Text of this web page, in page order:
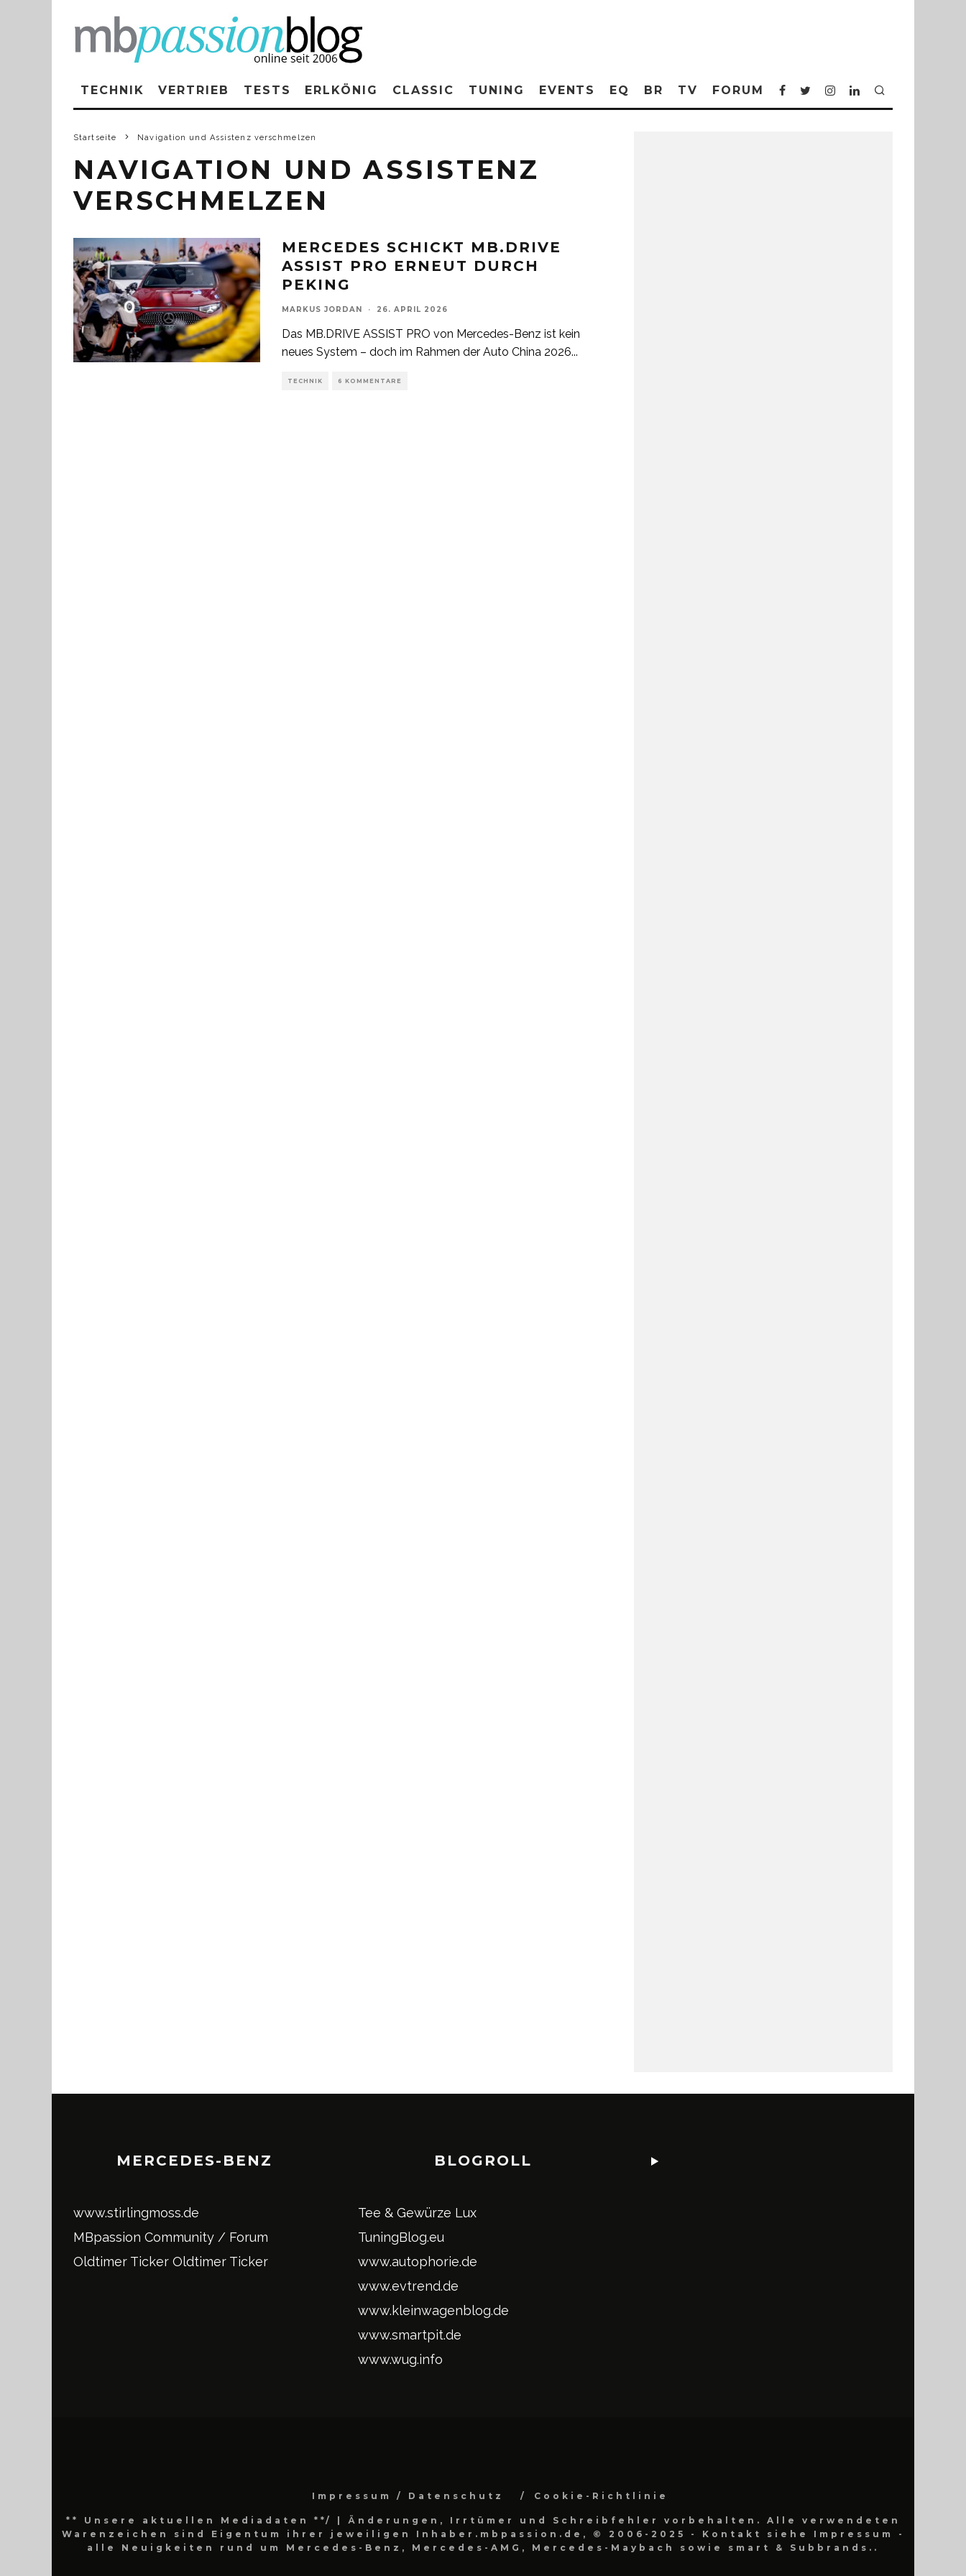
TECHNIK VERTRIEB TESTS ERLKÖNIG CLASSIC TUNING EVENTS EQ BR TV FORUM
Startseite Navigation und Assistenz verschmelzen
NAVIGATION UND ASSISTENZ
VERSCHMELZEN
MERCEDES SCHICKT MB.DRIVE
ASSIST PRO ERNEUT DURCH
PEKING
MARKUS JORDAN · 26. APRIL 2026
Das MB.DRIVE ASSIST PRO von Mercedes-Benz ist kein
neues System – doch im Rahmen der Auto China 2026...
TECHNIK 6 KOMMENTARE
MERCEDES-BENZ
www.stirlingmoss.de
MBpassion Community / Forum
Oldtimer Ticker Oldtimer Ticker
BLOGROLL
Tee & Gewürze Lux
TuningBlog.eu
www.autophorie.de
www.evtrend.de
www.kleinwagenblog.de
www.smartpit.de
www.wug.info
Impressum / Datenschutz Cookie-Richtlinie
** Unsere aktuellen Mediadaten **/
| Änderungen, Irrtümer und Schreibfehler vorbehalten. Alle verwendeten
Warenzeichen sind Eigentum ihrer jeweiligen Inhaber.mbpassion.de, © 2006-2025 - Kontakt siehe Impressum -
alle Neuigkeiten rund um Mercedes-Benz, Mercedes-AMG, Mercedes-Maybach sowie smart & Subbrands..